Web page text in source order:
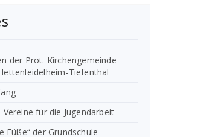
der Prot. Kirchengemeinde
Tiefenthal
Vereine für die Jugendarbeit
Füße“ der Grundschule